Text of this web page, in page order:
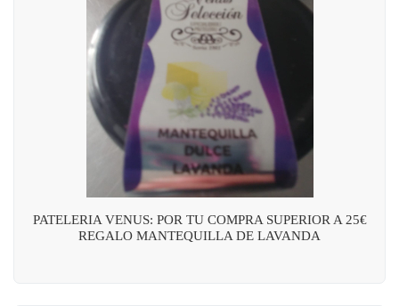
PATELERIA VENUS: POR TU COMPRA SUPERIOR A 25€
REGALO MANTEQUILLA DE LAVANDA